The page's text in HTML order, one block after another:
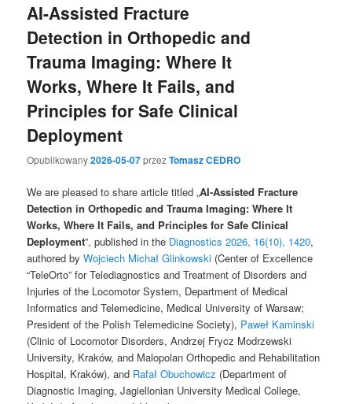
AI-Assisted Fracture
Detection in Orthopedic and
Trauma Imaging: Where It
Works, Where It Fails, and
Principles for Safe Clinical
Deployment
Opublikowany2026-05-07przezTomasz CEDRO
We are pleased to share article titled „AI-Assisted Fracture
Detection in Orthopedic and Trauma Imaging: Where It
Works, Where It Fails, and Principles for Safe Clinical
Deployment”, published in the Diagnostics 2026, 16(10), 1420,
authored byWojciech Michał Glinkowski (Center of Excellence
“TeleOrto” for Telediagnostics and Treatment of Disorders and
Injuries of the Locomotor System, Department of Medical
Informatics and Telemedicine, Medical University of Warsaw;
President of the Polish Telemedicine Society), Paweł Kaminski
(Clinic of Locomotor Disorders, Andrzej Frycz Modrzewski
University, Kraków, and Malopolan Orthopedic and Rehabilitation
Hospital, Kraków), and Rafał Obuchowicz (Department of
Diagnostic Imaging, Jagiellonian University Medical College,